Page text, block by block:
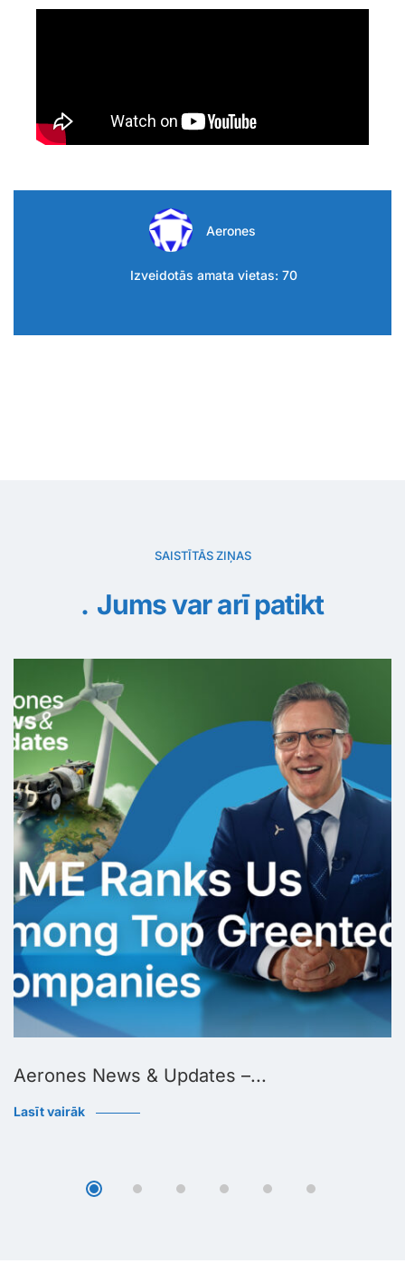
Aerones
Izveidotās amata vietas: 70
SAISTĪTĀS ZIŅAS
Jums var arī patikt
Aerones News & Updates –...
Lasīt vairāk